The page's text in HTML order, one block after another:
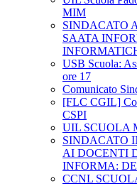
MIM
SINDACATO
SAATA
USB Scuola:
ore 17
Comunicato
[FLC CGIL]
CSPI
UIL SCUOLA
SINDACATO
AI DOCENTI
INFORMA:
CCNL